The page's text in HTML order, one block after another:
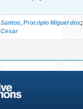
Santos, Procópio Miguel dos;
Cesar